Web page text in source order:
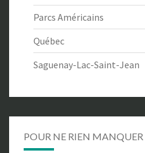
Parcs Américains
Québec
Saguenay-Lac-Saint-Jean
POUR NE RIEN MANQUER